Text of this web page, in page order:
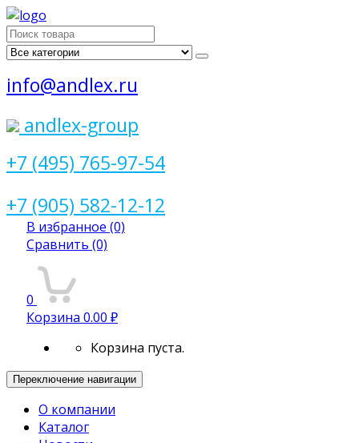
Поиск
для:
info@andlex.ru
andlex-group
+7 (495) 765-97-54
+7 (905) 582-12-12
В избранное (0)
Сравнить (0)
0
Корзина 0.00 ₽
Корзина пуста.
Переключение навигации
О компании
Каталог